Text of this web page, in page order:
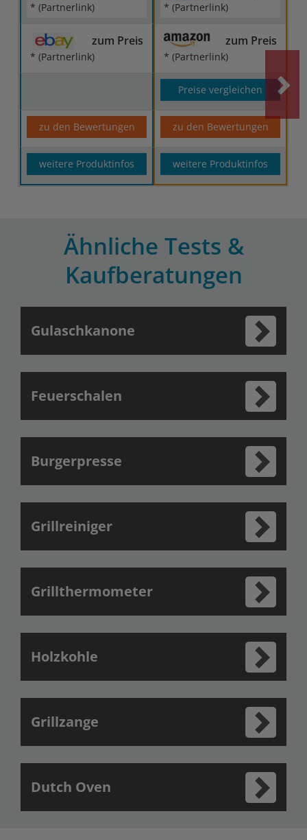
* (Partnerlink) * (Partnerlink)
zum Preis
* (Partnerlink)
zum Preis
* (Partnerlink)
Preise vergleichen
zu den Bewertungen zu den Bewertungen
weitere Produktinfos weitere Produktinfos
Ähnliche Tests &
Kaufberatungen
Gulaschkanone
Feuerschalen
Burgerpresse
Grillreiniger
Grillthermometer
Holzkohle
Grillzange
Dutch Oven